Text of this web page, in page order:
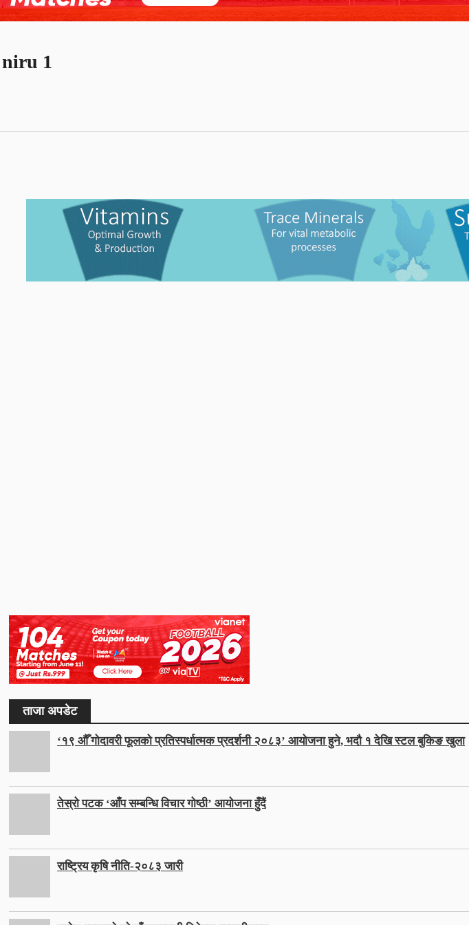
niru 1
ताजा अपडेट
‘१९ औँ गोदावरी फूलको प्रतिस्पर्धात्मक प्रदर्शनी २०८३’ आयोजना हुने, भदौ १ देखि स्टल बुकिङ खुला
तेस्रो पटक ‘आँप सम्बन्धि विचार गोष्ठी’ आयोजना हुँदैं
राष्ट्रिय कृषि नीति-२०८३ जारी